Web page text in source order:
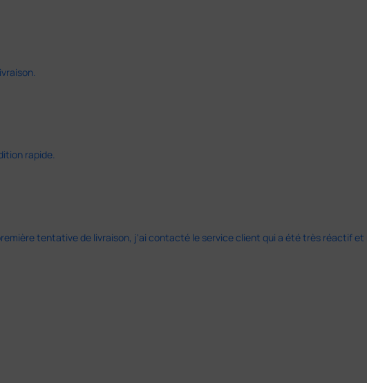
rapide.
tentative de livraison, j'ai contacté le service client qui a été très réactif